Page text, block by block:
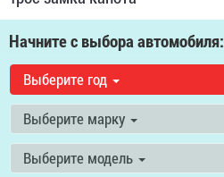
Начните с выбора автомобиля:
Выберите год
Выберите марку
Выберите модель